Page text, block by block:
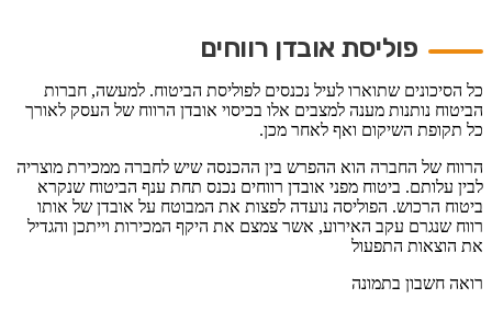
פוליסת אובדן רווחים
כל הסיכונים שתוארו לעיל נכנסים לפוליסת הביטוח. למעשה, חברות
הביטוח נותנות מענה למצבים אלו בכיסוי אובדן הרווח של העסק לאורך
כל תקופת השיקום ואף לאחר מכן.
הרווח של החברה הוא ההפרש בין ההכנסה שיש לחברה ממכירת מוצריה
לבין עלותם. ביטוח מפני אובדן רווחים נכנס תחת ענף הביטוח שנקרא
ביטוח הרכוש. הפוליסה נועדה לפצות את המבוטח על אובדן של אותו
רווח שנגרם עקב האירוע, אשר צמצם את היקף המכירות וייתכן והגדיל
את הוצאות התפעול
רואה חשבון בתמונה